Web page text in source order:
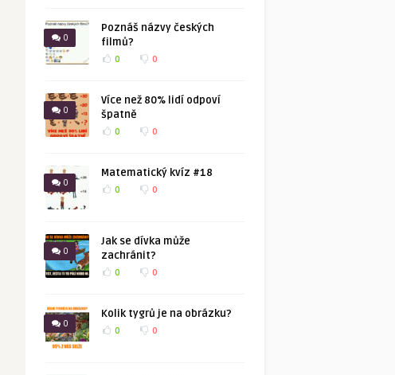
0
Poznáš názvy českých
filmů?
0 0
0
Více než 80% lidí odpoví
špatně
0 0
0
Matematický kvíz #18
0 0
0
Jak se dívka může
zachránit?
0 0
0
Kolik tygrů je na obrázku?
0 0